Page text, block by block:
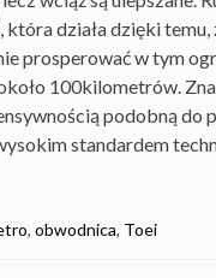
działa dzięki
prosperować w tym
100kilometrów.
podobną
standardem
, obwodnica, Toei